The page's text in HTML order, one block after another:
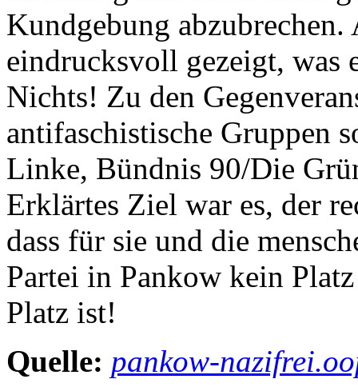
Kundgebung
eindrucksvoll gezeigt, was
Nichts! Zu den
antifaschistische Gruppen
Linke, Bündnis 90/Die
Erklärtes Ziel war es, der
dass für sie und die
Partei in Pankow kein
Platz ist!
Quelle: pankow-